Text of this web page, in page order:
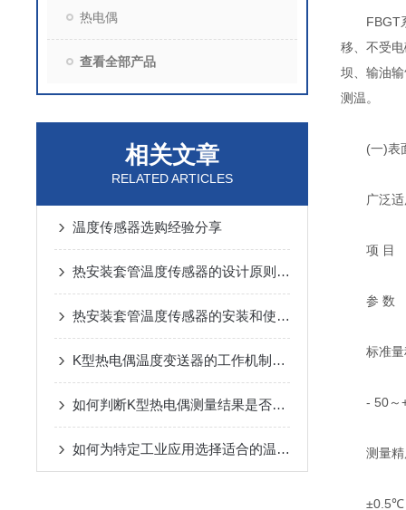
热电偶
查看全部产品
相关文章
RELATED ARTICLES
温度传感器选购经验分享
热安装套管温度传感器的设计原则和测温系统组成
热安装套管温度传感器的安装和使用注意事项
K型热电偶温度变送器的工作机制与性能特点
如何判断K型热电偶测量结果是否准确？
如何为特定工业应用选择适合的温度变送器
FBGT系
移、不受
坝、输油
测温。
(一)表面
广泛适用
项 目
参 数
标准量
- 50～
测量精
±0.5℃